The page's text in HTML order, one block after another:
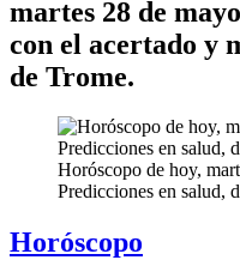
martes 28 de
con el acertado y
de Trome.
Horóscopo de hoy,
Predicciones en salud,
Horóscopo